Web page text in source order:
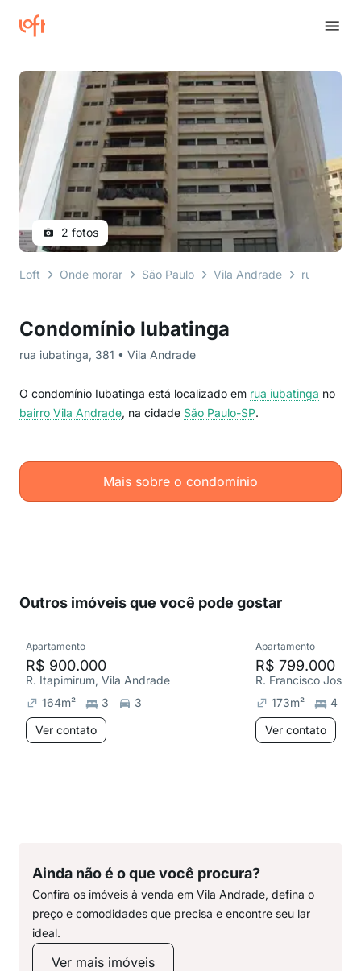
Condomínio Iubatinga
rua iubatinga, 381 • Vila Andrade
O condomínio Iubatinga está localizado em rua iubatinga no
bairro Vila Andrade, na cidade São Paulo-SP.
Mais sobre o condomínio
2 fotos
Loft Onde morar São Paulo Vila Andrade rua
Outros imóveis que você pode gostar
Apartamento
R$ 900.000
R. Itapimirum, Vila Andrade
164m² 3
3
Ver contato
Apartamento
R$ 799.000
173m²
4
Ver contato
Ainda não é o que você procura?
Confira os imóveis à venda em Vila Andrade, defina o
preço e comodidades que precisa e encontre seu lar
ideal.
Ver mais imóveis